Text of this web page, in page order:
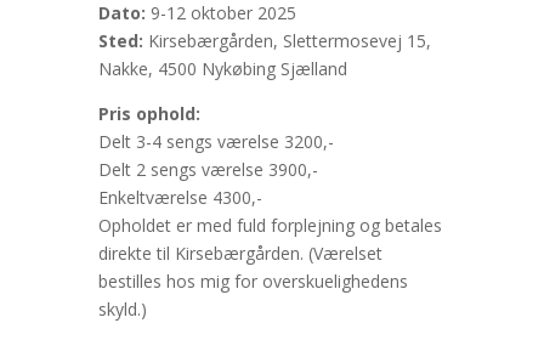
Dato: 9-12 oktober 2025
Sted: Kirsebærgården, Slettermosevej 15,
Nakke, 4500 Nykøbing Sjælland
Pris ophold:
Delt 3-4 sengs værelse 3200,-
Delt 2 sengs værelse 3900,-
Enkeltværelse 4300,-
Opholdet er med fuld forplejning og betales
direkte til Kirsebærgården. (Værelset
bestilles hos mig for overskuelighedens
skyld.)